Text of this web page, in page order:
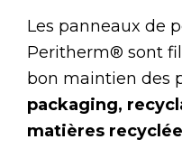
Les panneaux de
Peritherm® sont
bon maintien des
packaging,
matières